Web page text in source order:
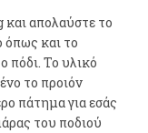
απολαύστε το
όπως και το
πόδι. Το υλικό
το προιόν
πάτημα για εσάς
του ποδιού